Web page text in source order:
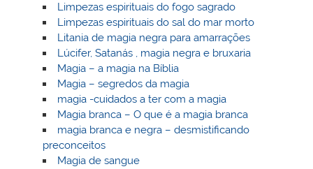
Limpezas espirituais do fogo sagrado
Limpezas espirituais do sal do mar morto
Litania de magia negra para amarrações
Lúcifer, Satanás , magia negra e bruxaria
Magia – a magia na Bíblia
Magia – segredos da magia
magia -cuidados a ter com a magia
Magia branca – O que é a magia branca
magia branca e negra – desmistificando
preconceitos
Magia de sangue